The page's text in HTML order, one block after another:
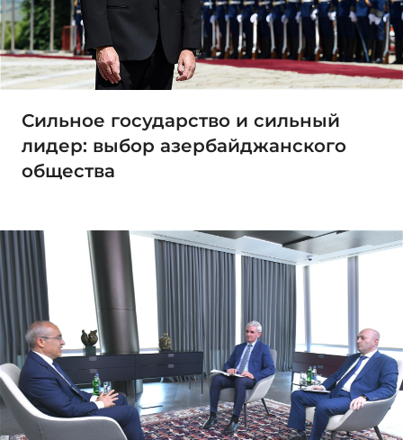
Сильное государство и сильный
лидер: выбор азербайджанского
общества